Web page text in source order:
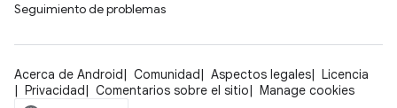
Seguimiento de problemas
Acerca de Android Comunidad Aspectos legales
Licencia
Privacidad
Comentarios sobre el sitio Manage cookies